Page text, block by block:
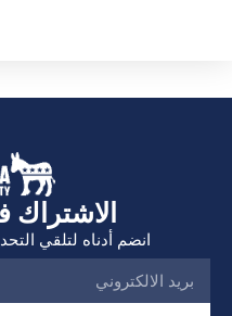
الاشتراك
انضم أدناه لتلقي